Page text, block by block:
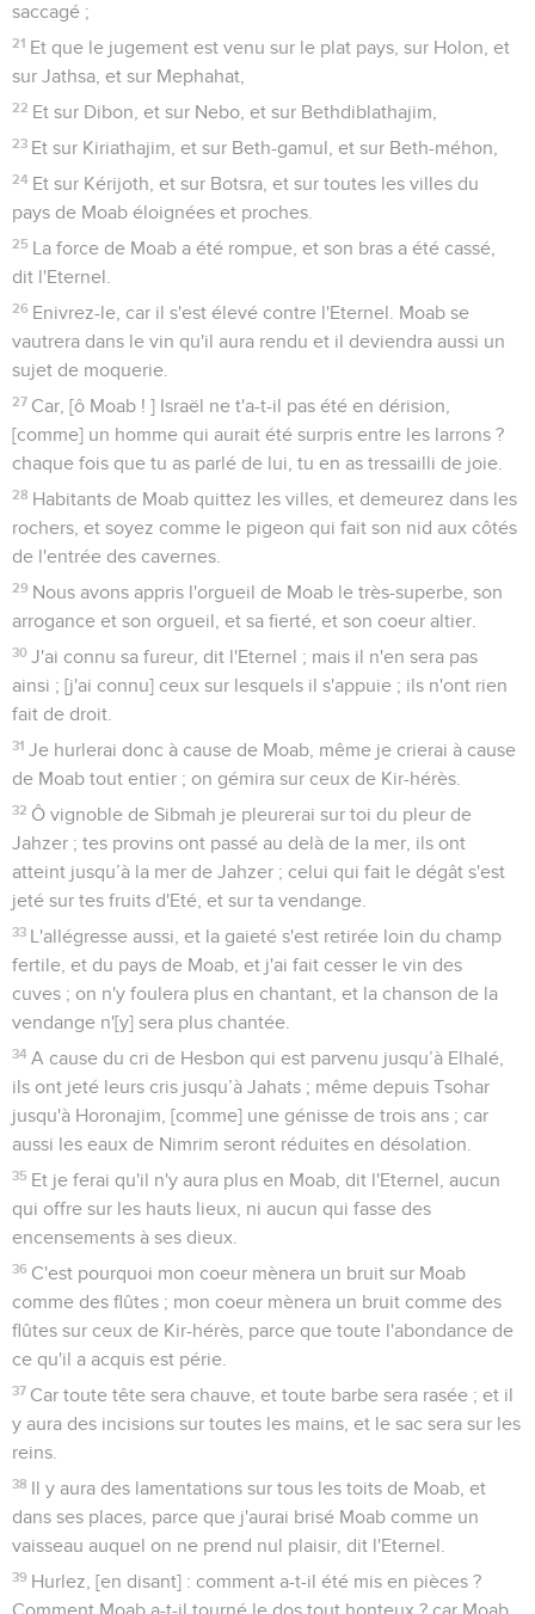
saccagé ;
21 Et que le jugement est venu sur le plat pays, sur Holon, et
sur Jathsa, et sur Mephahat,
22 Et sur Dibon, et sur Nebo, et sur Bethdiblathajim,
23 Et sur Kiriathajim, et sur Beth-gamul, et sur Beth-méhon,
24 Et sur Kérijoth, et sur Botsra, et sur toutes les villes du
pays de Moab éloignées et proches.
25 La force de Moab a été rompue, et son bras a été cassé,
dit l'Eternel.
26 Enivrez-le, car il s'est élevé contre l'Eternel. Moab se
vautrera dans le vin qu'il aura rendu et il deviendra aussi un
sujet de moquerie.
27 Car, [ô Moab ! ] Israël ne t'a-t-il pas été en dérision,
[comme] un homme qui aurait été surpris entre les larrons ?
chaque fois que tu as parlé de lui, tu en as tressailli de joie.
28 Habitants de Moab quittez les villes, et demeurez dans les
rochers, et soyez comme le pigeon qui fait son nid aux côtés
de l'entrée des cavernes.
29 Nous avons appris l'orgueil de Moab le très-superbe, son
arrogance et son orgueil, et sa fierté, et son coeur altier.
30 J'ai connu sa fureur, dit l'Eternel ; mais il n'en sera pas
ainsi ; [j'ai connu] ceux sur lesquels il s'appuie ; ils n'ont rien
fait de droit.
31 Je hurlerai donc à cause de Moab, même je crierai à cause
de Moab tout entier ; on gémira sur ceux de Kir-hérès.
32 Ô vignoble de Sibmah je pleurerai sur toi du pleur de
Jahzer ; tes provins ont passé au delà de la mer, ils ont
atteint jusqu’à la mer de Jahzer ; celui qui fait le dégât s'est
jeté sur tes fruits d'Eté, et sur ta vendange.
33 L'allégresse aussi, et la gaieté s'est retirée loin du champ
fertile, et du pays de Moab, et j'ai fait cesser le vin des
cuves ; on n'y foulera plus en chantant, et la chanson de la
vendange n'[y] sera plus chantée.
34 A cause du cri de Hesbon qui est parvenu jusqu’à Elhalé,
ils ont jeté leurs cris jusqu’à Jahats ; même depuis Tsohar
jusqu'à Horonajim, [comme] une génisse de trois ans ; car
aussi les eaux de Nimrim seront réduites en désolation.
35 Et je ferai qu'il n'y aura plus en Moab, dit l'Eternel, aucun
qui offre sur les hauts lieux, ni aucun qui fasse des
encensements à ses dieux.
36 C'est pourquoi mon coeur mènera un bruit sur Moab
comme des flûtes ; mon coeur mènera un bruit comme des
flûtes sur ceux de Kir-hérès, parce que toute l'abondance de
ce qu'il a acquis est périe.
37 Car toute tête sera chauve, et toute barbe sera rasée ; et il
y aura des incisions sur toutes les mains, et le sac sera sur les
reins.
38 Il y aura des lamentations sur tous les toits de Moab, et
dans ses places, parce que j'aurai brisé Moab comme un
vaisseau auquel on ne prend nul plaisir, dit l'Eternel.
39 Hurlez, [en disant] : comment a-t-il été mis en pièces ?
Comment Moab a-t-il tourné le dos tout honteux ? car Moab